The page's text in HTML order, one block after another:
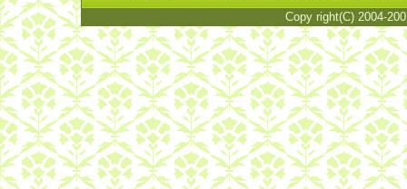
Copy right(C) 2004-